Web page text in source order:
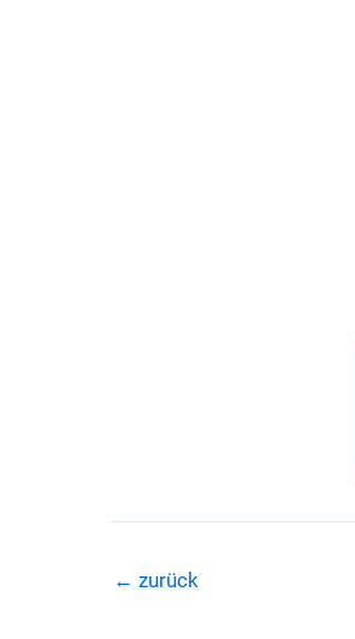
← zurück